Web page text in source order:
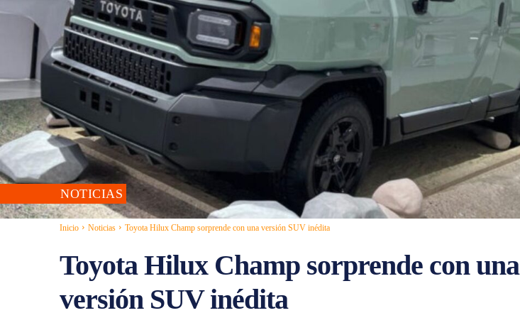
NOTICIAS
Inicio Noticias Toyota Hilux Champ sorprende con una versión SUV inédita
Toyota Hilux Champ sorprende con una
versión SUV inédita